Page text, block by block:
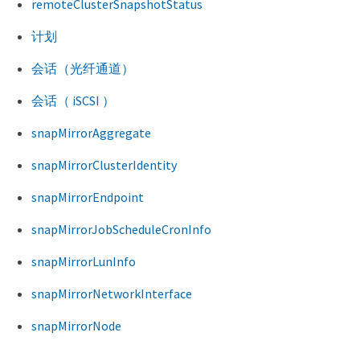
remoteClusterSnapshotStatus
计划
会话（光纤通道）
会话（ iSCSI ）
snapMirrorAggregate
snapMirrorClusterIdentity
snapMirrorEndpoint
snapMirrorJobScheduleCronInfo
snapMirrorLunInfo
snapMirrorNetworkInterface
snapMirrorNode